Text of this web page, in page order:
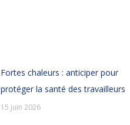
Fortes chaleurs : anticiper pour
protéger la santé des travailleurs
15 juin 2026